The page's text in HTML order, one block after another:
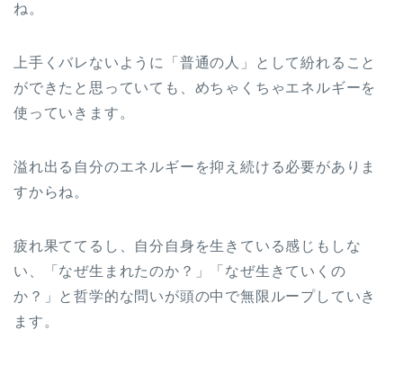
ね。
上手くバレないように「普通の人」として紛れること
ができたと思っていても、めちゃくちゃエネルギーを
使っていきます。
溢れ出る自分のエネルギーを抑え続ける必要がありま
すからね。
疲れ果ててるし、自分自身を生きている感じもしな
い、「なぜ生まれたのか？」「なぜ生きていくの
か？」と哲学的な問いが頭の中で無限ループしていき
ます。